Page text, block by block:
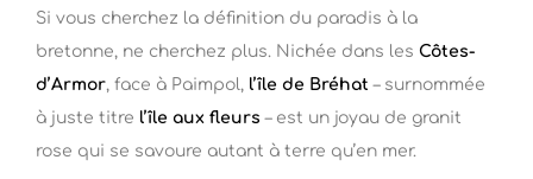
Si vous cherchez la définition du paradis à la
bretonne, ne cherchez plus. Nichée dans les Côtes-
d’Armor, face à Paimpol, l’île de Bréhat – surnommée
à juste titre l’île aux fleurs – est un joyau de granit
rose qui se savoure autant à terre qu’en mer.